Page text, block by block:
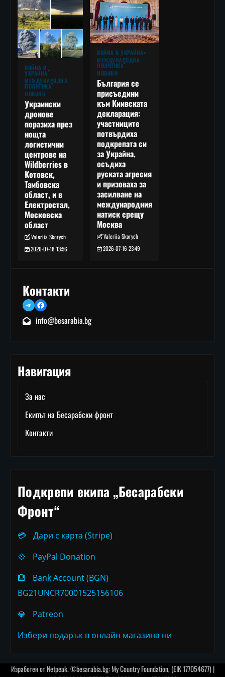
ВОЙНА В
УКРАЙНА
МЕЖДУНАРОДНА
ПОЛИТИКА
НОВИНИ
Украински
дронове
поразиха през
нощта
логистични
центрове на
Wildberries в
Котовск,
Тамбовска
област, и в
Електростал,
Московска
област
Valeriia Skorych
2026-07-18 13:56
ВОЙНА В УКРАЙНА
МЕЖДУНАРОДНА
ПОЛИТИКА
НОВИНИ
България се
присъедини
към Киивската
декларация:
участниците
потвърдиха
подкрепата си
за Украйна,
осъдиха
руската агресия
и призоваха за
засилване на
международния
натиск срещу
Москва
Valeriia Skorych
2026-07-16 23:49
Контакти
TelegramFacebook
info@besarabia.bg
Навигация
За нас
Екипът на Бесарабски фронт
Контакти
Подкрепи екипа „Бесарабски
Фронт“
💳
Дари с карта (Stripe)
💠
PayPal Donation
🏦
Bank Account (BGN)
BG21UNCR70001525156106
💎
Patreon
Избери подарък в онлайн магазина ни
Изработен отNetpeak. ©besarabia.bg: My Country Foundation, (EIK 177054677) |